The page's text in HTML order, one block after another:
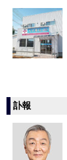
訃報